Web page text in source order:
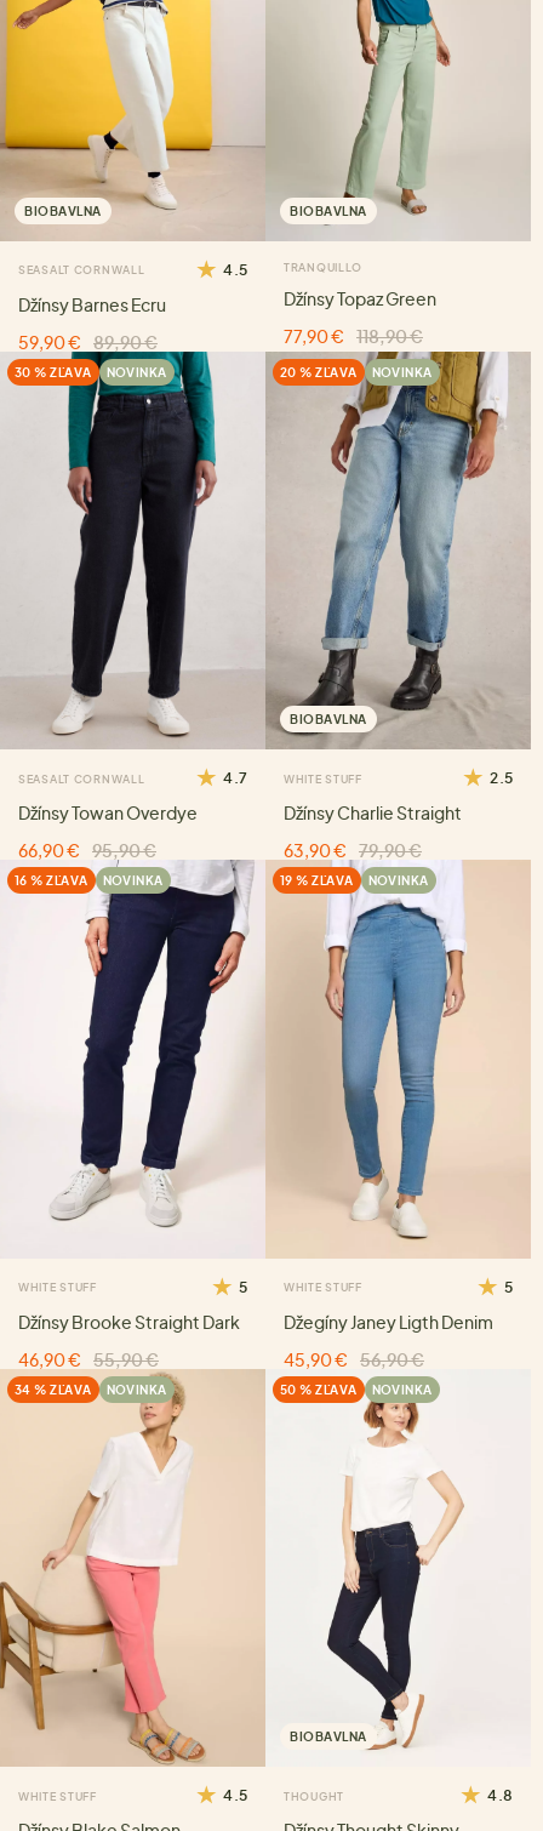
BIOBAVLNA
SEASALT CORNWALL 4.5
Džínsy Barnes Ecru
59,90 €
89,90 €
BIOBAVLNA
TRANQUILLO
Džínsy Topaz Green
77,90 €
118,90 €
30 % ZĽAVA NOVINKA
SEASALT CORNWALL 4.7
Džínsy Towan Overdye
66,90 €
95,90 €
20 % ZĽAVA NOVINKA
BIOBAVLNA
WHITE STUFF 2.5
Džínsy Charlie Straight
63,90 €
79,90 €
16 % ZĽAVA NOVINKA
WHITE STUFF 5
Džínsy Brooke Straight Dark
46,90 €
55,90 €
19 % ZĽAVA NOVINKA
WHITE STUFF 5
Džegíny Janey Ligth Denim
45,90 €
56,90 €
34 % ZĽAVA NOVINKA
WHITE STUFF 4.5
50 % ZĽAVA NOVINKA
BIOBAVLNA
THOUGHT 4.8